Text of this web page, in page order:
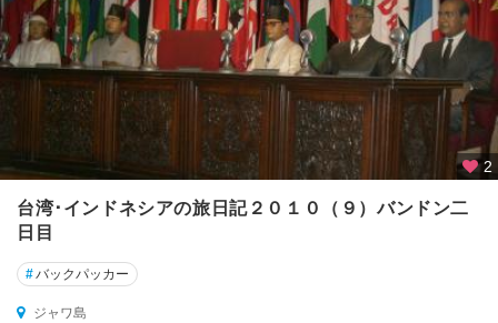
2
台湾･インドネシアの旅日記２０１０（９）バンドン二
日目
#バックパッカー
ジャワ島